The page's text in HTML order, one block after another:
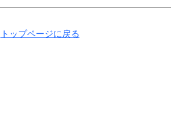
トップページに戻る